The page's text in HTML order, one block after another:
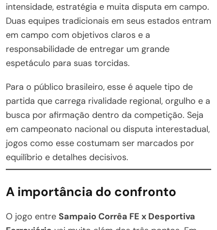
intensidade, estratégia e muita disputa em campo.
Duas equipes tradicionais em seus estados entram
em campo com objetivos claros e a
responsabilidade de entregar um grande
espetáculo para suas torcidas.
Para o público brasileiro, esse é aquele tipo de
partida que carrega rivalidade regional, orgulho e a
busca por afirmação dentro da competição. Seja
em campeonato nacional ou disputa interestadual,
jogos como esse costumam ser marcados por
equilíbrio e detalhes decisivos.
A importância do confronto
O jogo entre Sampaio Corrêa FE x Desportiva